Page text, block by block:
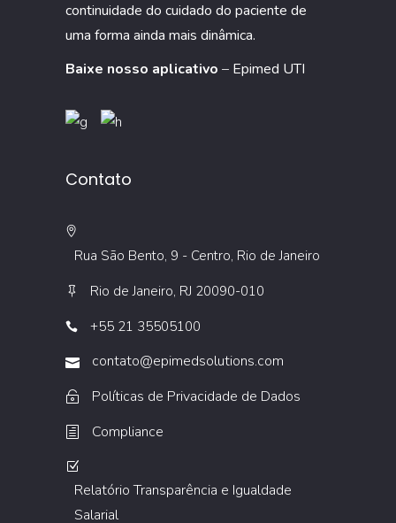
continuidade do cuidado do paciente de
uma forma ainda mais dinâmica.
Baixe nosso aplicativo – Epimed UTI
Contato
Rua São Bento, 9 - Centro, Rio de Janeiro
Rio de Janeiro, RJ 20090-010
+55 21 35505100
contato@epimedsolutions.com
Políticas de Privacidade de Dados
Compliance
Relatório Transparência e Igualdade
Salarial